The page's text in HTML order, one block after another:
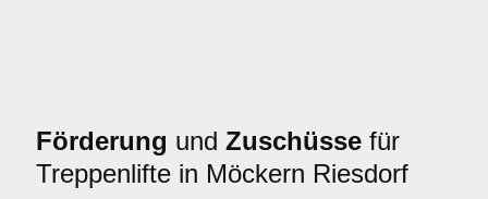
Förderung und Zuschüsse für
Treppenlifte in Möckern Riesdorf